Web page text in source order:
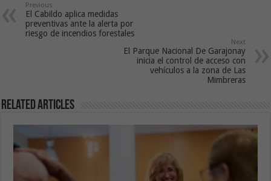
Previous
El Cabildo aplica medidas
preventivas ante la alerta por
riesgo de incendios forestales
Next
El Parque Nacional De Garajonay
inicia el control de acceso con
vehículos a la zona de Las
Mimbreras
Related Articles